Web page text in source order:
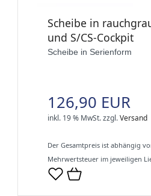
Scheibe in
und S/CS-Cockpit
Scheibe in Serienform
126,90 EUR
inkl. 19 % MwSt.zzgl.Versand
Der Gesamtpreis ist abhängig
Mehrwertsteuer im jeweiligen